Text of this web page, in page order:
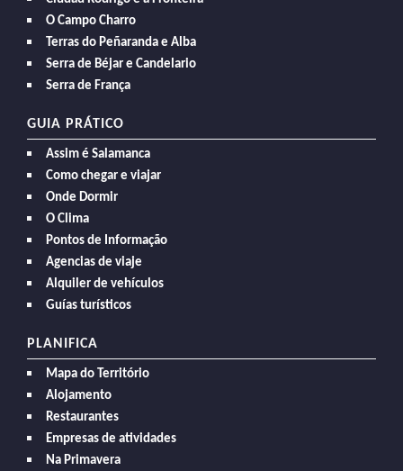
O Campo Charro
Terras do Peñaranda e Alba
Serra de Béjar e Candelario
Serra de França
GUIA PRÁTICO
Assim é Salamanca
Como chegar e viajar
Onde Dormir
O Clima
Pontos de Informação
Agencias de viaje
Alquiler de vehículos
Guías turísticos
PLANIFICA
Mapa do Território
Alojamento
Restaurantes
Empresas de atividades
Na Primavera